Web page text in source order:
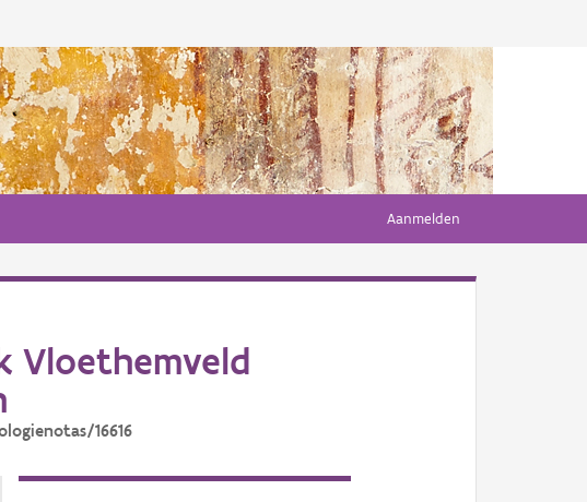
Aanmelden
Vloethemveld
16616